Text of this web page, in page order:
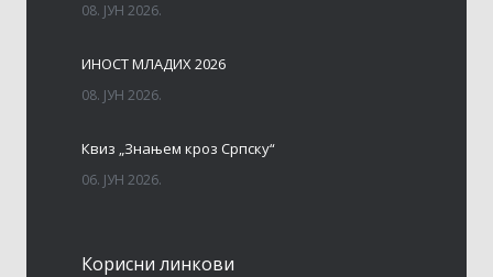
08. ЈУН 2026.
ИНОСТ МЛАДИХ 2026
08. ЈУН 2026.
Квиз „Знањем кроз Српску“
06. ЈУН 2026.
06. ЈУН 2026.
Корисни линкови